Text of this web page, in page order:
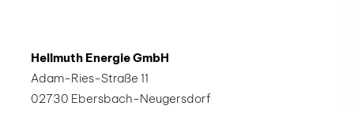
Hellmuth Energie GmbH
Adam-Ries-Straße 11
02730 Ebersbach-Neugersdorf